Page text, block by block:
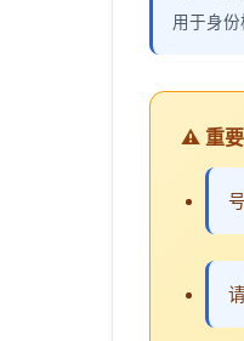
用于身
⚠️ 重